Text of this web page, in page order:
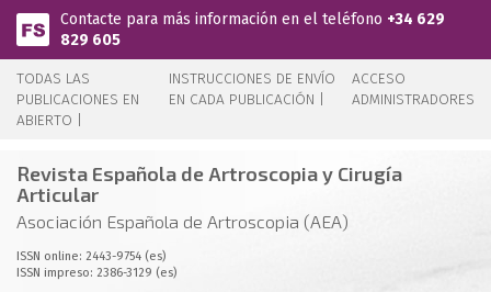
Pasar al contenido principal
Contacte para más información en el teléfono +34 629
829 605
TODAS LAS
PUBLICACIONES EN
ABIERTO |
INSTRUCCIONES DE ENVÍO
EN CADA PUBLICACIÓN |
ACCESO
ADMINISTRADORES
Revista Española de Artroscopia y Cirugía
Articular
Asociación Española de Artroscopia (AEA)
ISSN online: 2443-9754 (es)
ISSN impreso: 2386-3129 (es)